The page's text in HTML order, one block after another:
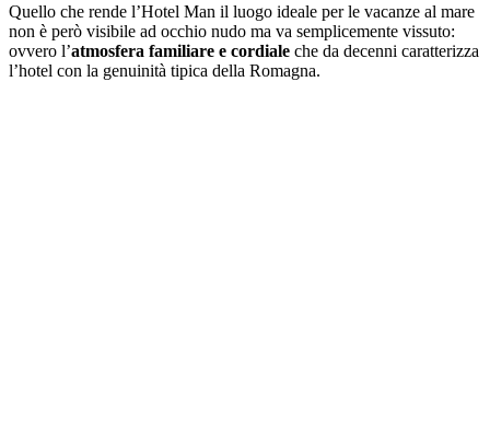
Quello che rende l’Hotel Man il luogo ideale per le vacanze al mare
non è però visibile ad occhio nudo ma va semplicemente vissuto:
ovvero l’atmosfera familiare e cordiale che da decenni caratterizza
l’hotel con la genuinità tipica della Romagna.